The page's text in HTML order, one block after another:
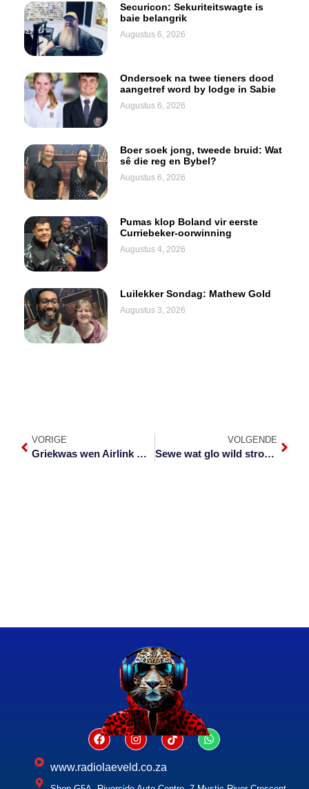
Securicon: Sekuriteitswagte is
baie belangrik
Augustus 6, 2026
Ondersoek na twee tieners dood
aangetref word by lodge in Sabie
Augustus 6, 2026
Boer soek jong, tweede bruid: Wat
sê die reg en Bybel?
Augustus 6, 2026
Pumas klop Boland vir eerste
Curriebeker-oorwinning
Augustus 4, 2026
Luilekker Sondag: Mathew Gold
Augustus 3, 2026
VORIGE
Griekwas wen Airlink Cup in Mbombela
VOLGENDE
Sewe wat glo wild stroop vasgetrek in plantasie in Pelgrimsrus
www.radiolaeveld.co.za